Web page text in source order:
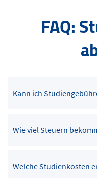
FAQ:
Kann ich
Wie viel Steuern
Welche Studienkosten